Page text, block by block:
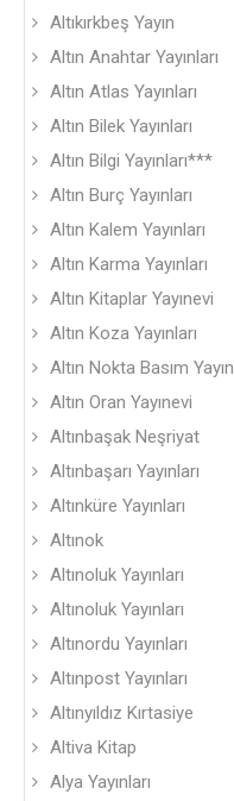
Altıkırkbeş Yayın
Altın Anahtar Yayınları
Altın Atlas Yayınları
Altın Bilek Yayınları
Altın Bilgi Yayınları***
Altın Burç Yayınları
Altın Kalem Yayınları
Altın Karma Yayınları
Altın Kitaplar Yayınevi
Altın Koza Yayınları
Altın Nokta Basım Yayın
Altın Oran Yayınevi
Altınbaşak Neşriyat
Altınbaşarı Yayınları
Altınküre Yayınları
Altınok
Altınoluk Yayınları
Altınoluk Yayınları
Altınordu Yayınları
Altınpost Yayınları
Altınyıldız Kırtasiye
Altiva Kitap
Alya Yayınları